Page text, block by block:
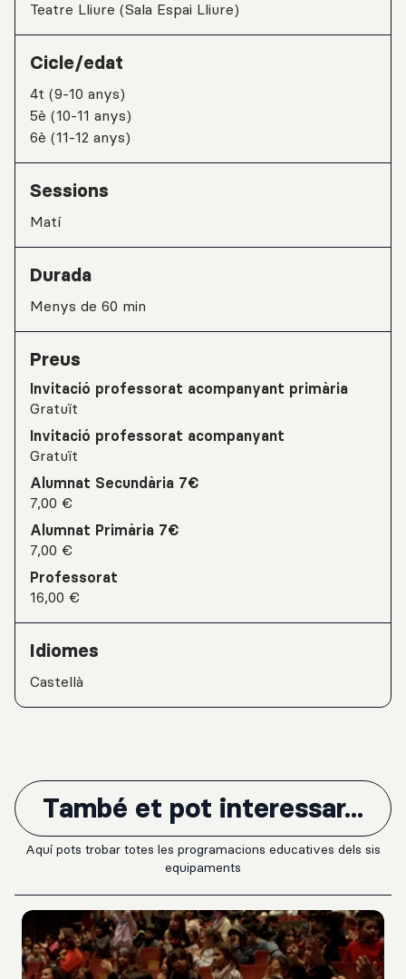
Teatre Lliure (Sala Espai Lliure)
Cicle/edat
4t (9-10 anys)
5è (10-11 anys)
6è (11-12 anys)
Sessions
matí
Durada
Menys de 60 min
Preus
Invitació professorat acompanyant primària
Gratuït
Invitació professorat acompanyant
Gratuït
Alumnat Secundària 7€
7,00 €
Alumnat Primària 7€
7,00 €
Professorat
16,00 €
Idiomes
Castellà
També et pot interessar...
Aquí pots trobar totes les programacions educatives dels sis
equipaments